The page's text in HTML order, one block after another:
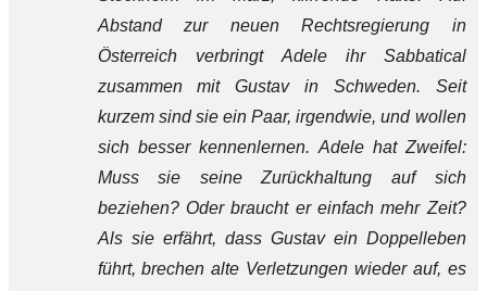
Abstand zur neuen Rechtsregierung in
Österreich verbringt Adele ihr Sabbatical
zusammen mit Gustav in Schweden. Seit
kurzem sind sie ein Paar, irgendwie, und wollen
sich besser kennenlernen. Adele hat Zweifel:
Muss sie seine Zurückhaltung auf sich
beziehen? Oder braucht er einfach mehr Zeit?
Als sie erfährt, dass Gustav ein Doppelleben
führt, brechen alte Verletzungen wieder auf, es